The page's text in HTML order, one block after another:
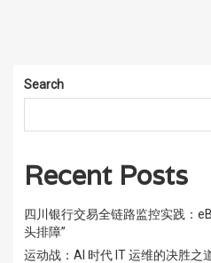
Search
Recent Posts
四川银行交易全链路监控实践：
头排障”
运动战：AI 时代 IT 运维的决胜